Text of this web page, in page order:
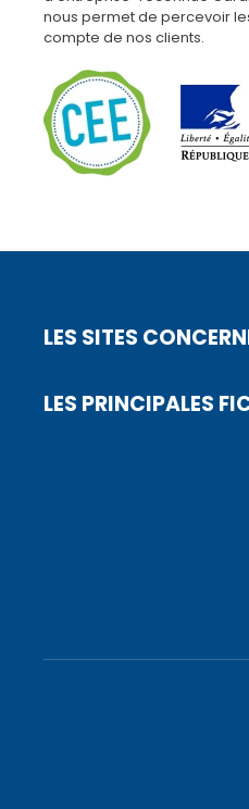
nous permet de percevoir
compte de nos clients.
LES SITES
LES PRINCIPALES